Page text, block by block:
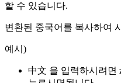
할 수 있습니다.
변환된 중국어를 복사하여
예시)
中文 을 입력하시려면